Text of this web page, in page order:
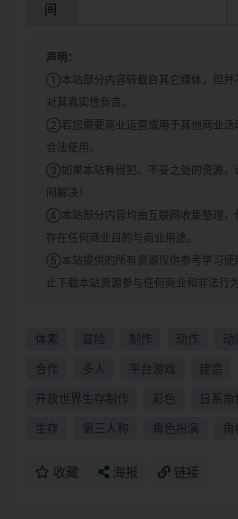
间
声明：
①本站部分内容转载自其它媒体，但并
对其真实性负责。
②若您需要商业运营或用于其他商业活
合法使用。
③如果本站有侵犯、不妥之处的资源，
间解决！
④本站部分内容均由互联网收集整理，
存在任何商业目的与商业用途。
⑤本站提供的所有资源仅供参考学习使
止下载本站资源参与任何商业和非法行
体素 冒险 制作 动作 动
合作 多人 平台游戏 建造
开放世界生存制作 彩色 日系
生存 第三人称 角色扮演 角
收藏 海报 链接